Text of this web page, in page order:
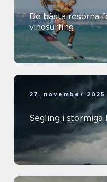
De bästa resorna
vindsurfing
27. november 2025
Segling i stormiga